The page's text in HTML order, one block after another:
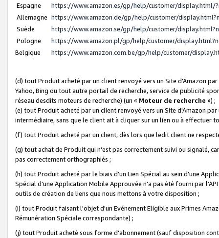
Espagne
https://www.amazon.es/gp/help/customer/display.html/
Allemagne https://www.amazon.de/gp/help/customer/
Suède
https://www.amazon.se/gp/help/customer/
Pologne
https://www.amazon.pl/gp/help/customer/
Belgique
https://www.amazon.com.be/gp/help/customer/
(d) tout Produit acheté par un client renvoyé vers un Site d'Amazon
Yahoo, Bing ou tout autre portail de recherche, service de publicité
réseau desdits moteurs de recherche) (un « Moteur de recherche ») ;
(e) tout Produit acheté par un client renvoyé vers un Site d'Amazon
intermédiaire, sans que le client ait à cliquer sur un lien ou à
(f) tout Produit acheté par un client, dès lors que ledit client ne
(g) tout achat de Produit qui n’est pas correctement suivi ou signalé,
pas correctement orthographiés ;
(h) tout Produit acheté par le biais d’un Lien Spécial au sein d’une
Spécial d'une Application Mobile Approuvée n’a pas été fourni par
outils de création de liens que nous mettons à votre disposition ;
(i) tout Produit faisant l'objet d'un Evénement Eligible aux Primes
Rémunération Spéciale correspondante) ;
(j) tout Produit acheté sous forme d'abonnement (sauf disposition